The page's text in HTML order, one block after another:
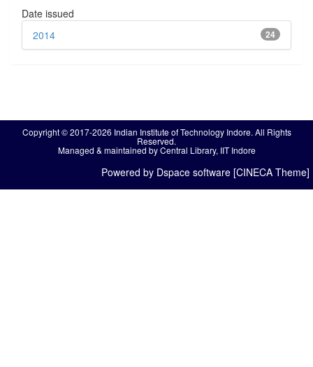
Date issued
24
2014
Copyright © 2017-2026 Indian Institute of Technology Indore. All Rights
Reserved.
Managed & maintained by Central Library, IIT Indore
Powered by Dspace software [CINECA Theme]